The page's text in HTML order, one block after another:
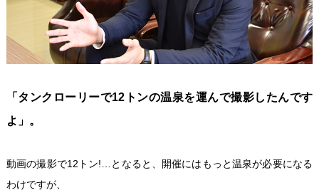
「タンクローリーで12トンの温泉を運んで撮影したんです
よ」。
動画の撮影で12トン!…となると、開催にはもっと温泉が必要になる
わけですが、